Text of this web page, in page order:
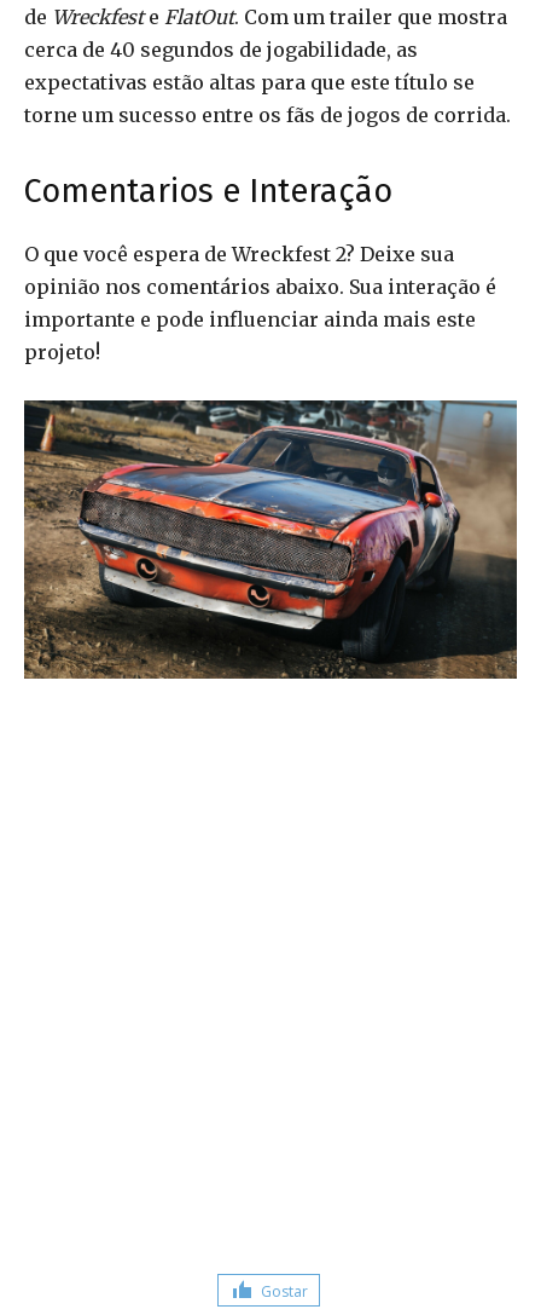
de Wreckfeste FlatOut. Com um trailer que mostra
cerca de 40 segundos de jogabilidade, as
expectativas estão altas para que este título se
torne um sucesso entre os fãs de jogos de corrida.
Comentarios e Interação
O que você espera de Wreckfest 2? Deixe sua
opinião nos comentários abaixo. Sua interação é
importante e pode influenciar ainda mais este
projeto!
Gostar